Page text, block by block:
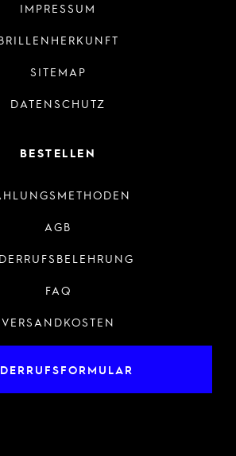
IMPRESSUM
SITEMAP
DATENSCHUTZ
BESTELLEN
AGB
FAQ
VERSANDKOSTEN